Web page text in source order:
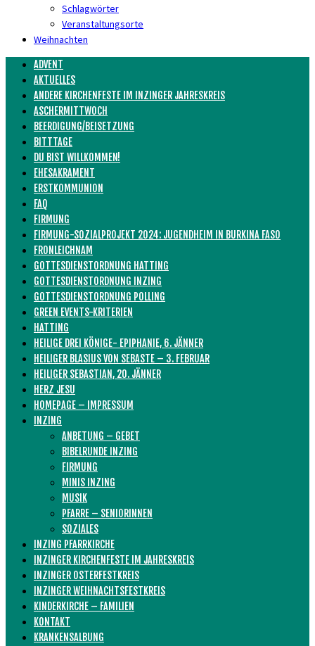
Schlagwörter
Veranstaltungsorte
Weihnachten
ADVENT
AKTUELLES
ANDERE KIRCHENFESTE IM INZINGER JAHRESKREIS
ASCHERMITTWOCH
BEERDIGUNG/BEISETZUNG
BITTTAGE
DU BIST WILLKOMMEN!
EHESAKRAMENT
ERSTKOMMUNION
FAQ
FIRMUNG
FIRMUNG-SOZIALPROJEKT 2024: JUGENDHEIM IN BURKINA FASO
FRONLEICHNAM
GOTTESDIENSTORDNUNG HATTING
GOTTESDIENSTORDNUNG INZING
GOTTESDIENSTORDNUNG POLLING
GREEN EVENTS-KRITERIEN
HATTING
HEILIGE DREI KÖNIGE- EPIPHANIE, 6. JÄNNER
HEILIGER BLASIUS VON SEBASTE – 3. FEBRUAR
HEILIGER SEBASTIAN, 20. JÄNNER
HERZ JESU
HOMEPAGE – IMPRESSUM
INZING
ANBETUNG – GEBET
BIBELRUNDE INZING
FIRMUNG
MINIS INZING
MUSIK
PFARRE – SENIORINNEN
SOZIALES
INZING PFARRKIRCHE
INZINGER KIRCHENFESTE IM JAHRESKREIS
INZINGER OSTERFESTKREIS
INZINGER WEIHNACHTSFESTKREIS
KINDERKIRCHE – FAMILIEN
KONTAKT
KRANKENSALBUNG